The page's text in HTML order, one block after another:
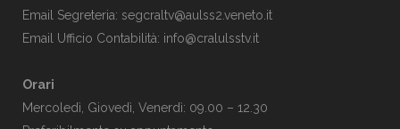
Email Segreteria: segcraltv@aulss2.veneto.it
Email Ufficio Contabilità: info@cralulsstv.it
Orari
Mercoledì, Giovedì, Venerdì: 09.00 – 12.30